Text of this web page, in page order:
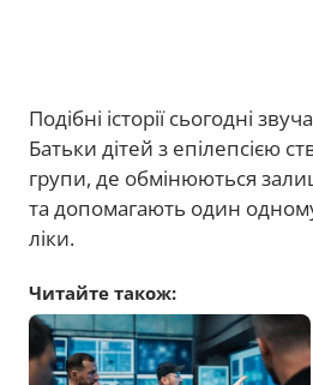
Подібні історії сьогодні
Батьки дітей з епілепсією
групи, де обмінюються
та допомагають один
ліки.
Читайте також: